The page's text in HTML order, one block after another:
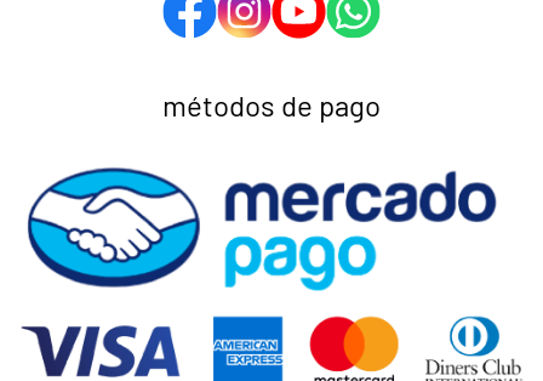
métodos de pago